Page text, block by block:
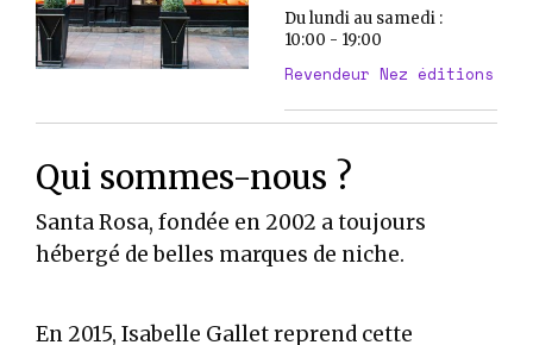
Du lundi au samedi :
10:00 - 19:00
Revendeur Nez éditions
Qui sommes-nous ?
Santa Rosa, fondée en 2002 a toujours
hébergé de belles marques de niche.
En 2015, Isabelle Gallet reprend cette